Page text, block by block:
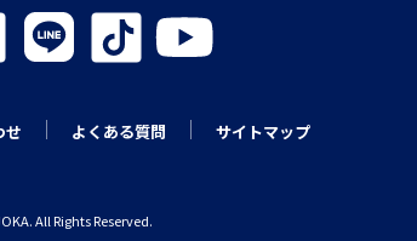
せ よくある質問 サイトマップ
All Rights Reserved.